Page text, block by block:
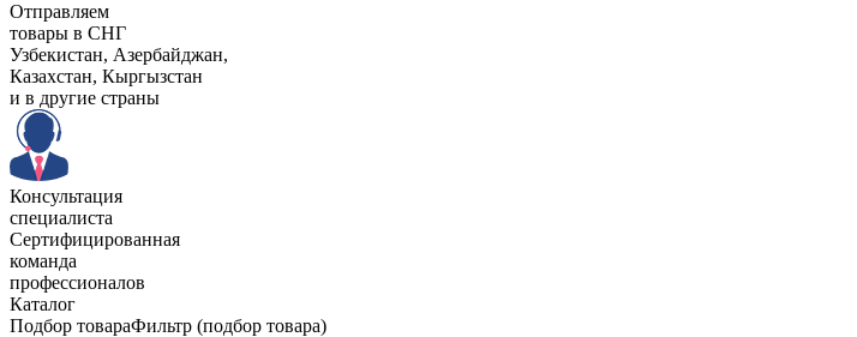
Отправляем
товары в СНГ
Узбекистан, Aзербайджан,
Казахстан, Кыргызстан
и в другие страны
Консультация
специалиста
Сертифицированная
команда
профессионалов
Каталог
Подбор товараФильтр (подбор товара)